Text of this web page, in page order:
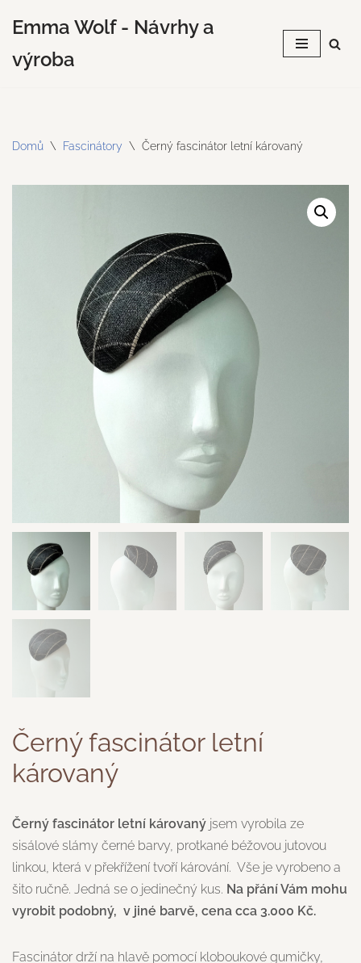
na
Emma Wolf - Návrhy a
výroba
Domů \ Fascinátory \ Černý fascinátor letní károvaný
Černý fascinátor letní
károvaný
Černý fascinátor letní károvaný jsem vyrobila ze
sisálové slámy černé barvy, protkané béžovou jutovou
linkou, která v překřížení tvoří kárování. Vše je vyrobeno a
šito ručně. Jedná se o jedinečný kus. Na přání Vám mohu
vyrobit podobný, v jiné barvě, cena cca 3.000 Kč.
Fascinátor drží na hlavě pomocí kloboukové gumičky,